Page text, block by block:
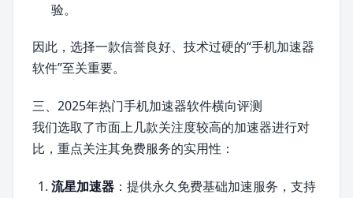
验。
因此，选择一款信誉良好、技术过硬的“手机加速器
软件”至关重要。
三、2025年热门手机加速器软件横向评测
我们选取了市面上几款关注度较高的加速器进行对
比，重点关注其免费服务的实用性：
流星加速器 ：提供永久免费基础加速服务，支持